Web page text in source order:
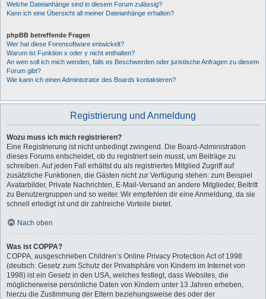
Welche Dateianhänge sind in diesem Forum zulässig?
Kann ich eine Übersicht all meiner Dateianhänge erhalten?
phpBB betreffende Fragen
Wer hat diese Forensoftware entwickelt?
Warum ist Funktion x oder y nicht enthalten?
An wen soll ich mich wenden, falls es Beschwerden oder juristische Anfragen zu diesem
Forum gibt?
Wie kann ich einen Administrator des Boards kontaktieren?
Registrierung und Anmeldung
Wozu muss ich mich registrieren?
Eine Registrierung ist nicht unbedingt zwingend. Die Board-Administration
dieses Forums entscheidet, ob du registriert sein musst, um Beiträge zu
schreiben. Auf jeden Fall erhältst du als registriertes Mitglied Zugriff auf
zusätzliche Funktionen, die Gästen nicht zur Verfügung stehen: zum Beispiel
Avatarbilder, Private Nachrichten, E-Mail-Versand an andere Mitglieder, Beitritt
zu Benutzergruppen und so weiter. Wir empfehlen dir eine Anmeldung, da sie
schnell erledigt ist und dir zahlreiche Vorteile bietet.
Nach oben
Was ist COPPA?
COPPA, ausgeschrieben Children’s Online Privacy Protection Act of 1998
(deutsch: Gesetz zum Schutz der Privatsphäre von Kindern im Internet von
1998) ist ein Gesetz in den USA, welches festlegt, dass Websites, die
möglicherweise persönliche Daten von Kindern unter 13 Jahren erheben,
hierzu die Zustimmung der Eltern beziehungsweise des oder der